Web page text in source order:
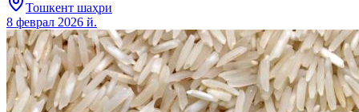
Тошкент шаҳри
8 феврал 2026 й.